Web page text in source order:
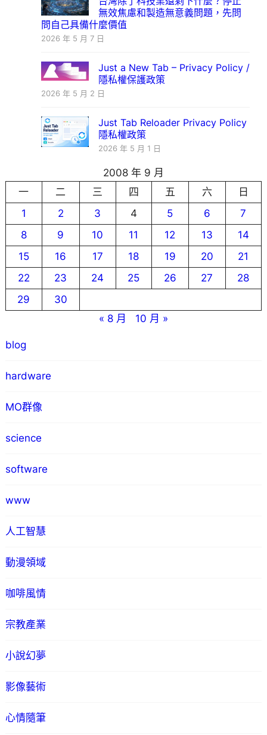
無效焦慮和製造無意義問題，先問
問自己具備什麼價值
2026 年 5 月 7 日
Just a New Tab – Privacy Policy /
隱私權保護政策
2026 年 5 月 2 日
Just Tab Reloader Privacy Policy
隱私權政策
2026 年 5 月 1 日
2008 年 9 月
一
二 三 四 五 六
日
1
2 3 4 5 6
7
8
9 10 11 12 13
14
15
16 17 18 19 20
21
22
23 24 25 26 27
28
29
30
« 8 月
10 月 »
blog
hardware
MO群像
science
software
www
人工智慧
動漫領域
咖啡風情
宗教產業
小說幻夢
影像藝術
心情隨筆